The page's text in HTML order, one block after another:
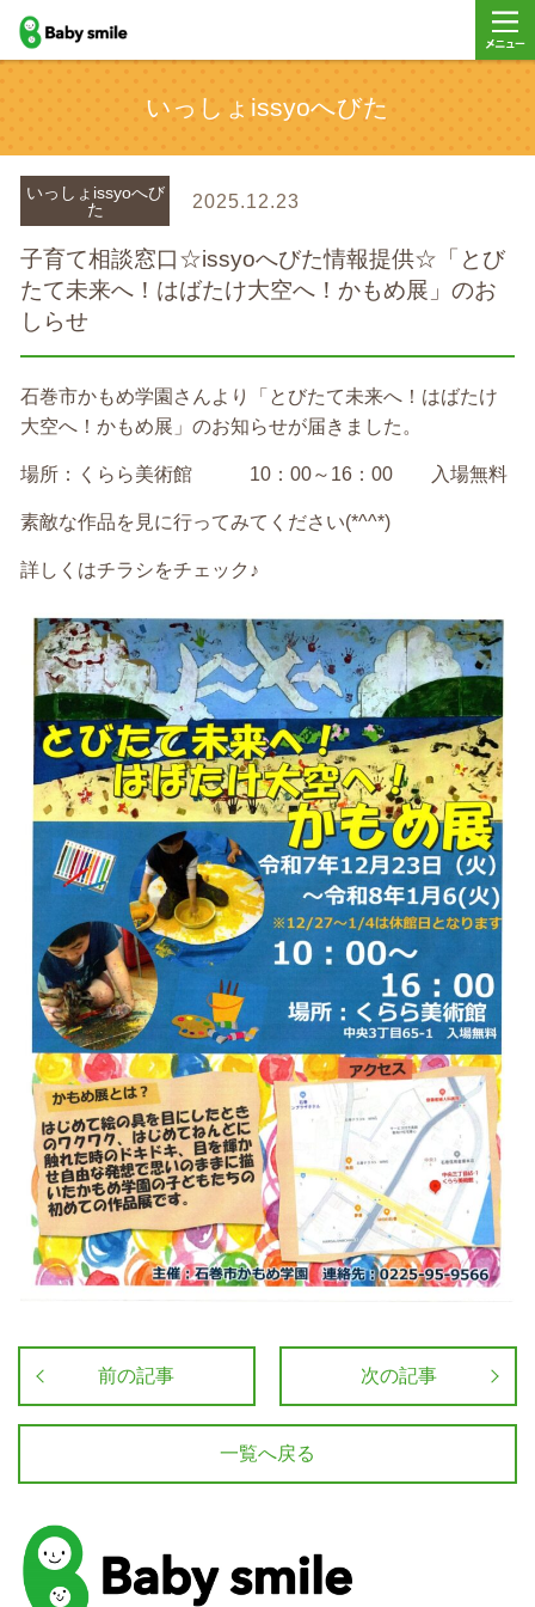
baby smile
いっしょissyoへびた
いっしょissyoへび
た
2025.12.23
子育て相談窓口☆issyoへびた情報提供☆「とび
たて未来へ！はばたけ大空へ！かもめ展」のお
しらせ
石巻市かもめ学園さんより「とびたて未来へ！はばたけ
大空へ！かもめ展」のお知らせが届きました。
場所：くらら美術館 10：00～16：00 入場無料
素敵な作品を見に行ってみてください(*^^*)
詳しくはチラシをチェック♪
前の記事 次の記事
一覧へ戻る